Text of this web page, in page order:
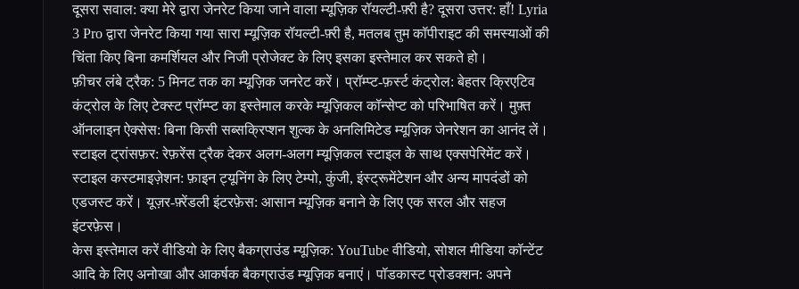
दूसरा सवाल: क्या मेरे द्वारा जेनरेट किया जाने वाला म्यूज़िक रॉयल्टी-फ़्री है? दूसरा उत्तर: हाँ! Lyria
3 Pro द्वारा जेनरेट किया गया सारा म्यूज़िक रॉयल्टी-फ़्री है, मतलब तुम कॉपीराइट की समस्याओं की
चिंता किए बिना कमर्शियल और निजी प्रोजेक्ट के लिए इसका इस्तेमाल कर सकते हो।
फ़ीचर लंबे ट्रैक: 5 मिनट तक का म्यूज़िक जनरेट करें। प्रॉम्प्ट-फ़र्स्ट कंट्रोल: बेहतर क्रिएटिव
कंट्रोल के लिए टेक्स्ट प्रॉम्प्ट का इस्तेमाल करके म्यूज़िकल कॉन्सेप्ट को परिभाषित करें। मुफ़्त
ऑनलाइन ऐक्सेस: बिना किसी सब्सक्रिप्शन शुल्क के अनलिमिटेड म्यूज़िक जेनरेशन का आनंद लें।
स्टाइल ट्रांसफ़र: रेफ़रेंस ट्रैक देकर अलग-अलग म्यूज़िकल स्टाइल के साथ एक्सपेरिमेंट करें।
स्टाइल कस्टमाइज़ेशन: फ़ाइन ट्यूनिंग के लिए टेम्पो, कुंजी, इंस्ट्रूमेंटेशन और अन्य मापदंडों को
एडजस्ट करें। यूज़र-फ़्रेंडली इंटरफ़ेस: आसान म्यूज़िक बनाने के लिए एक सरल और सहज
इंटरफ़ेस।
केस इस्तेमाल करें वीडियो के लिए बैकग्राउंड म्यूज़िक: YouTube वीडियो, सोशल मीडिया कॉन्टेंट
आदि के लिए अनोखा और आकर्षक बैकग्राउंड म्यूज़िक बनाएं। पॉडकास्ट प्रोडक्शन: अपने